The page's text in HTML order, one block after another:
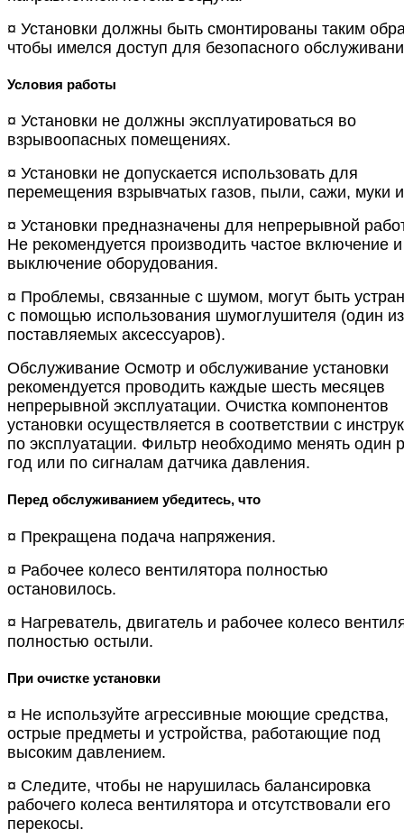
¤ Установки должны быть смонтированы таким
чтобы имелся доступ для безопасного
Условия работы
¤ Установки не должны эксплуатироваться во
взрывоопасных помещениях.
¤ Установки не допускается использовать для
перемещения взрывчатых газов, пыли, сажи, муки и
¤ Установки предназначены для непрерывной
Не рекомендуется производить частое включение и
выключение оборудования.
¤ Проблемы, связанные с шумом, могут быть
с помощью использования шумоглушителя (один из
поставляемых аксессуаров).
Обслуживание Осмотр и обслуживание установки
рекомендуется проводить каждые шесть месяцев
непрерывной эксплуатации. Очистка компонентов
установки осуществляется в соответствии с
по эксплуатации. Фильтр необходимо менять один
год или по сигналам датчика давления.
Перед обслуживанием убедитесь, что
¤ Прекращена подача напряжения.
¤ Рабочее колесо вентилятора полностью
остановилось.
¤ Нагреватель, двигатель и рабочее колесо
полностью остыли.
При очистке установки
¤ Не используйте агрессивные моющие средства,
острые предметы и устройства, работающие под
высоким давлением.
¤ Следите, чтобы не нарушилась балансировка
рабочего колеса вентилятора и отсутствовали его
перекосы.